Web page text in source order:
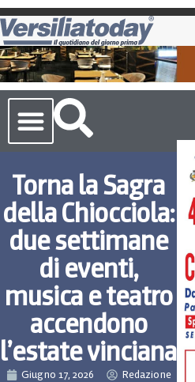
Torna la Sagra
della Chiocciola:
due settimane
di eventi,
musica e teatro
accendono
l’estate vinciana
Giugno 17, 2026 Redazione